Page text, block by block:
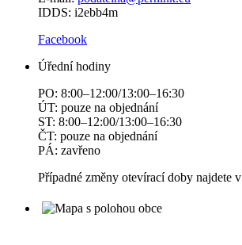
IDDS: i2ebb4m
Facebook
Úřední hodiny
PO: 8:00–12:00/13:00–16:30
ÚT: pouze na objednání
ST: 8:00–12:00/13:00–16:30
ČT: pouze na objednání
PÁ: zavřeno
Případné změny otevírací doby najdete v